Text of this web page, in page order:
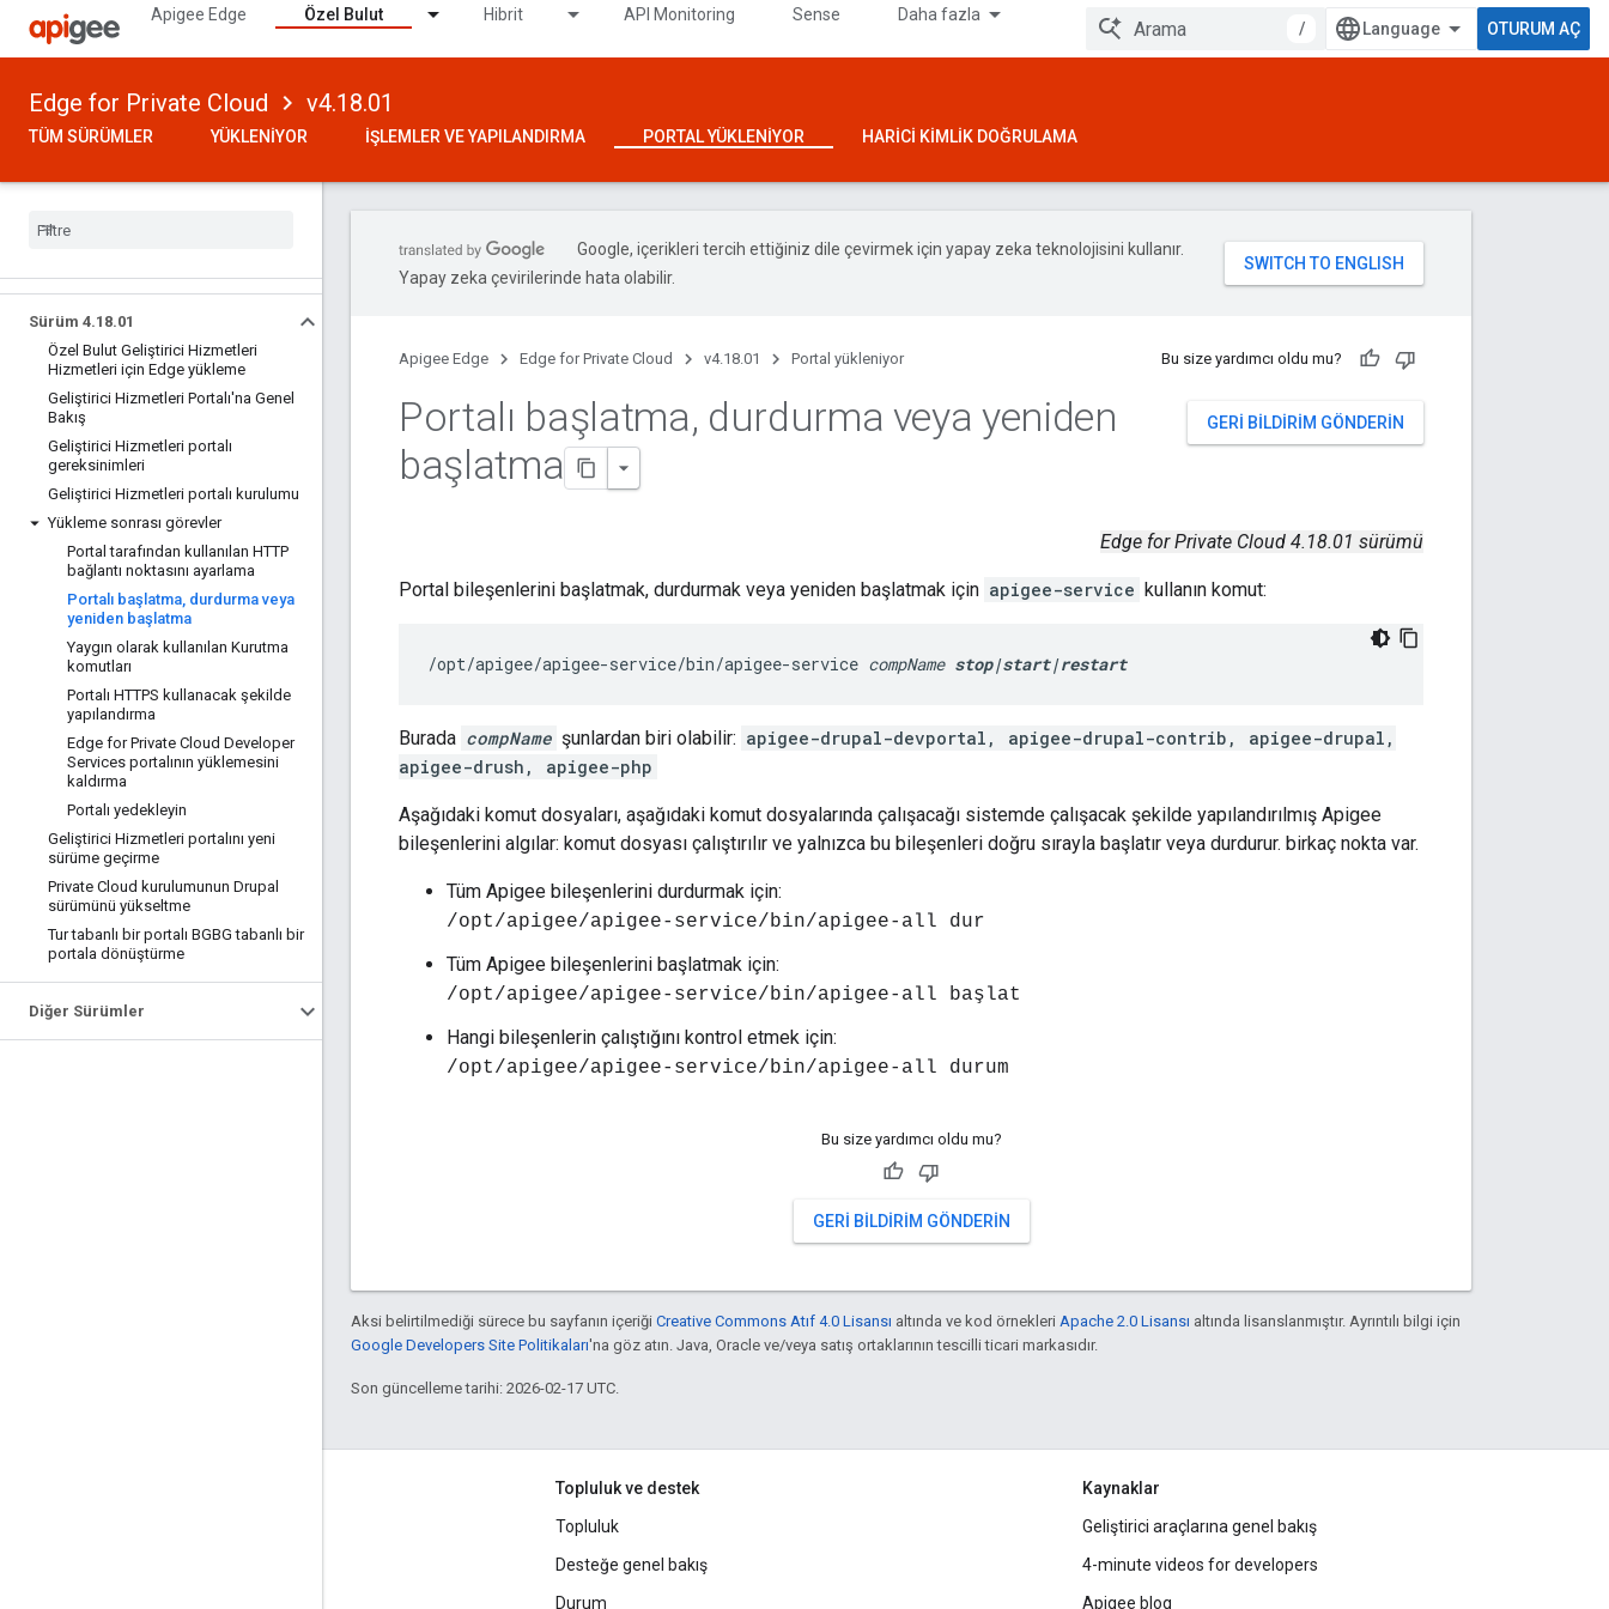
Apigee Edge Özel Bulut Hibrit API Monitoring Sense Daha fazla
/ OTURUM AÇ
Edge for Private Cloud v4.18.01
TÜM SÜRÜMLER YÜKLENIYOR İŞLEMLER VE YAPILANDIRMA PORTAL YÜKLENIYOR HARICI KIMLIK DOĞRULAMA
Sürüm 4.18.01
Özel Bulut Geliştirici Hizmetleri
Hizmetleri için Edge yükleme
Geliştirici Hizmetleri Portalı'na Genel
Bakış
Geliştirici Hizmetleri portalı
gereksinimleri
Geliştirici Hizmetleri portalı kurulumu
Yükleme sonrası görevler
Portal tarafından kullanılan HTTP
bağlantı noktasını ayarlama
Portalı başlatma, durdurma veya
yeniden başlatma
Yaygın olarak kullanılan Kurutma
komutları
Portalı HTTPS kullanacak şekilde
yapılandırma
Edge for Private Cloud Developer
Services portalının yüklemesini
kaldırma
Portalı yedekleyin
Geliştirici Hizmetleri portalını yeni
sürüme geçirme
Private Cloud kurulumunun Drupal
sürümünü yükseltme
Tur tabanlı bir portalı BGBG tabanlı bir
portala dönüştürme
Diğer Sürümler
Google, içerikleri tercih ettiğiniz dile çevirmek için yapay zeka teknolojisini kullanır.
Yapay zeka çevirilerinde hata olabilir.
Apigee Edge Edge for Private Cloud v4.18.01 Portal yükleniyor Bu size yardımcı oldu mu?
GERI BILDIRIM GÖNDERIN
Portalı başlatma, durdurma veya yeniden
başlatma
Edge for Private Cloud 4.18.01 sürümü
Portal bileşenlerini başlatmak, durdurmak veya yeniden başlatmak için apigee-service kullanın komut:
/opt/apigee/apigee-service/bin/apigee-service compName stop|start|restart
Burada compName şunlardan biri olabilir: apigee-drupal-devportal, apigee-drupal-contrib, apigee-drupal,
apigee-drush, apigee-php
Aşağıdaki komut dosyaları, aşağıdaki komut dosyalarında çalışacağı sistemde çalışacak şekilde yapılandırılmış Apigee
bileşenlerini algılar: komut dosyası çalıştırılır ve yalnızca bu bileşenleri doğru sırayla başlatır veya durdurur. birkaç nokta var.
Tüm Apigee bileşenlerini durdurmak için:
/opt/apigee/apigee-service/bin/apigee-all dur
Tüm Apigee bileşenlerini başlatmak için:
/opt/apigee/apigee-service/bin/apigee-all başlat
Hangi bileşenlerin çalıştığını kontrol etmek için:
/opt/apigee/apigee-service/bin/apigee-all durum
Bu size yardımcı oldu mu?
GERI BILDIRIM GÖNDERIN
Aksi belirtilmediği sürece bu sayfanın içeriği Creative Commons Atıf 4.0 Lisansı altında ve kod örnekleri Apache 2.0 Lisansı altında lisanslanmıştır. Ayrıntılı bilgi için
Google Developers Site Politikaları'na göz atın. Java, Oracle ve/veya satış ortaklarının tescilli ticari markasıdır.
Son güncelleme tarihi: 2026-02-17 UTC.
Topluluk ve destek
Topluluk
Desteğe genel bakış
Durum
Kaynaklar
Geliştirici araçlarına genel bakış
4-minute videos for developers
Apigee blog